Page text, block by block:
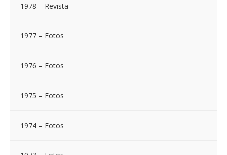
1978 – Revista
1977 – Fotos
1976 – Fotos
1975 – Fotos
1974 – Fotos